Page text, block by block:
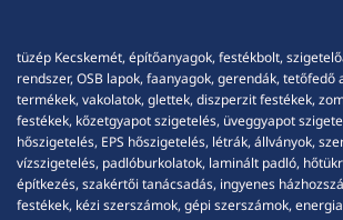
tüzép Kecskemét, építőanyagok, festékbolt,
rendszer, OSB lapok, faanyagok, gerendák, tetőfedő
termékek, vakolatok, glettek, diszperzit festékek,
festékek, kőzetgyapot szigetelés, üveggyapot
hőszigetelés, EPS hőszigetelés, létrák, állványok,
vízszigetelés, padlóburkolatok, laminált padló,
építkezés, szakértői tanácsadás, ingyenes
festékek, kézi szerszámok, gépi szerszámok,